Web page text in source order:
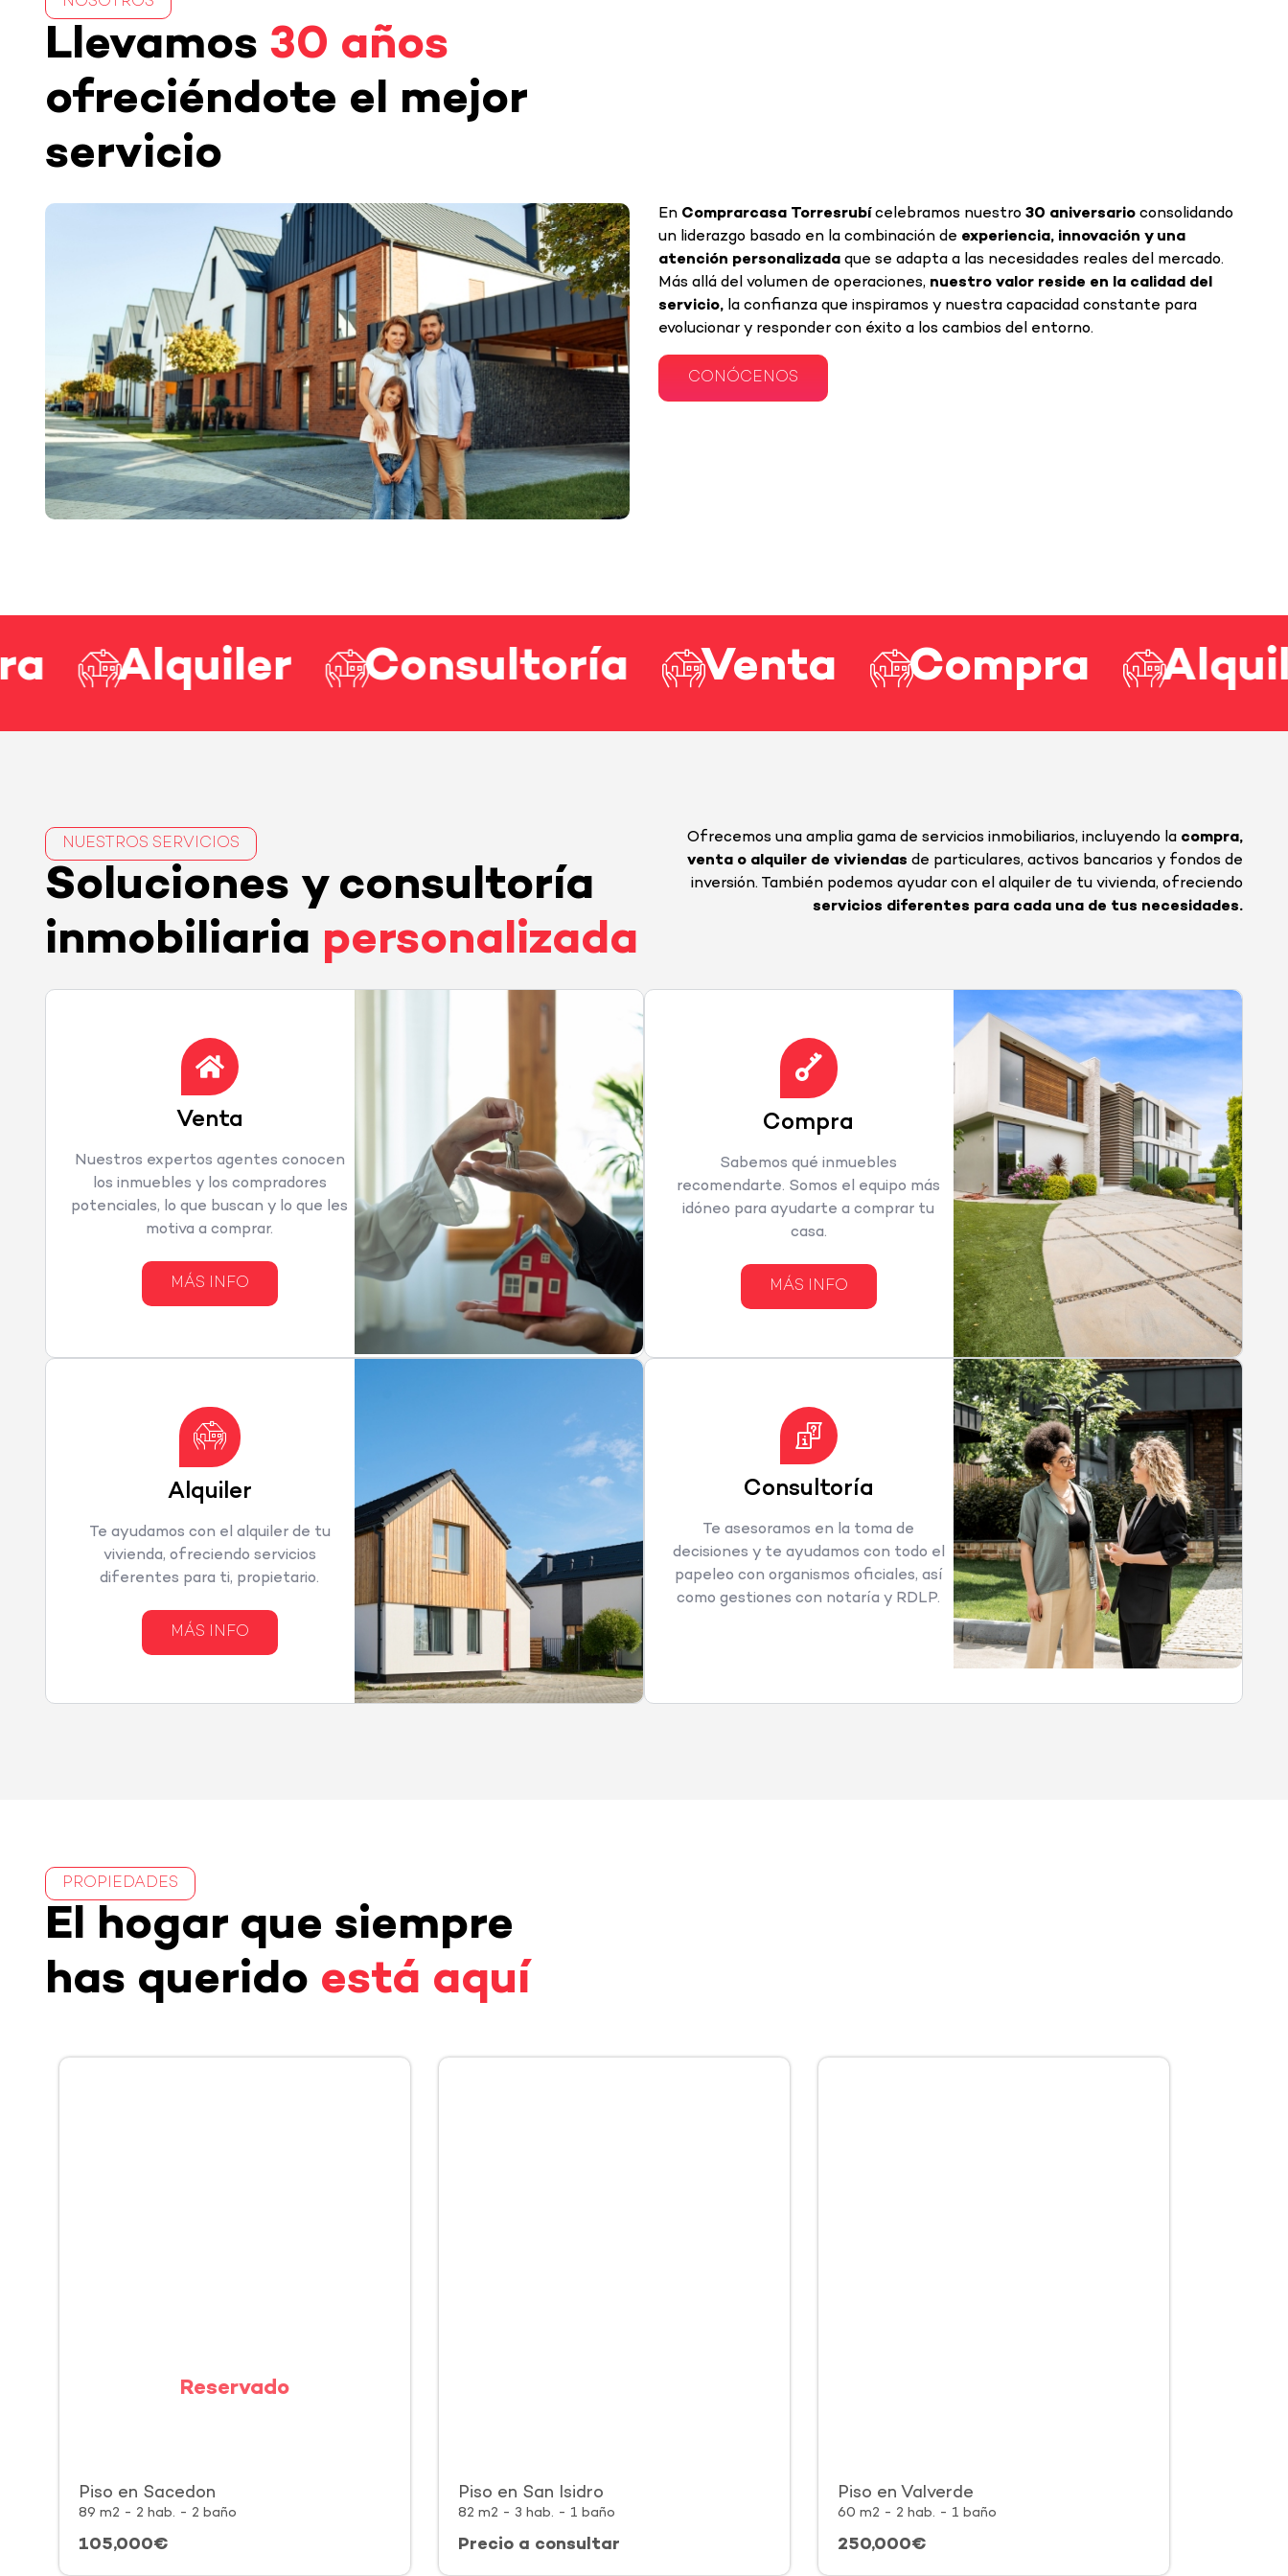
Llevamos 30 años
ofreciéndote el mejor
servicio
En Comprarcasa Torresrubícelebramos nuestro 30 aniversario consolidando
un liderazgo basado en la combinación de experiencia, innovación y una
atención personalizada que se adapta a las necesidades reales del mercado.
Más allá del volumen de operaciones, nuestro valor reside en la calidad del
servicio, la confianza que inspiramos y nuestra capacidad constante para
evolucionar y responder con éxito a los cambios del entorno.
CONÓCENOS
Alquiler Consultoría Venta Compra Alquiler
NUESTROS SERVICIOS
Soluciones y consultoría
inmobiliaria personalizada
Ofrecemos una amplia gama de servicios inmobiliarios, incluyendo la compra,
venta o alquiler de viviendas de particulares, activos bancarios y fondos de
inversión. También podemos ayudar con el alquiler de tu vivienda, ofreciendo
servicios diferentes para cada una de tus necesidades.
Venta
Nuestros expertos agentes conocen
los inmuebles y los compradores
potenciales, lo que buscan y lo que les
motiva a comprar.
MÁS INFO
Compra
Sabemos qué inmuebles
recomendarte. Somos el equipo más
idóneo para ayudarte a comprar tu
casa.
MÁS INFO
Alquiler
Te ayudamos con el alquiler de tu
vivienda, ofreciendo servicios
diferentes para ti, propietario.
MÁS INFO
Consultoría
Te asesoramos en la toma de
decisiones y te ayudamos con todo el
papeleo con organismos oficiales, así
como gestiones con notaría y RDLP.
Reservado
Piso en Sacedon
89 m2 - 2 hab. - 2 baño
105,000€
Piso en San Isidro
82 m2 - 3 hab. - 1 baño
Precio a consultar
Piso en Valverde
60 m2 - 2 hab. - 1 baño
250,000€
PROPIEDADES
El hogar que siempre
has querido está aquí